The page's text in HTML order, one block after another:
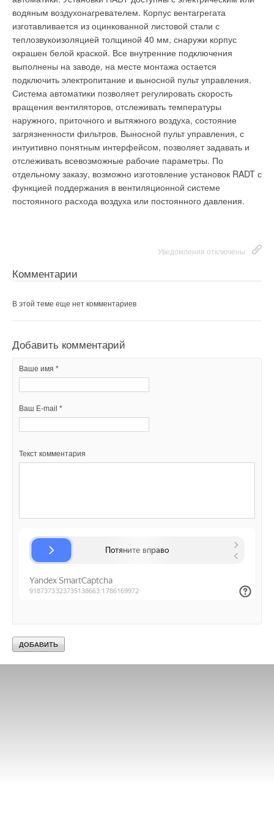
водяным воздухонагревателем. Корпус вентагрегата
изготавливается из оцинкованной листовой стали с
теплозвукоизоляцией толщиной 40 мм, снаружи корпус
окрашен белой краской. Все внутренние подключения
выполнены на заводе, на месте монтажа остается
подключить электропитание и выносной пульт управления.
Система автоматики позволяет регулировать скорость
вращения вентиляторов, отслеживать температуры
наружного, приточного и вытяжного воздуха, состояние
загрязненности фильтров. Выносной пульт управления, с
интуитивно понятным интерфейсом, позволяет задавать и
отслеживать всевозможные рабочие параметры. По
отдельному заказу, возможно изготовление установок RADT с
функцией поддержания в вентиляционной системе
постоянного расхода воздуха или постоянного давления.
Уведомления отключены
Комментарии
В этой теме еще нет комментариев
Добавить комментарий
Ваше имя *
Ваш E-mail *
Текст комментария
выполнены на заводе, на месте монтажа остается
подключить электропитание и выносной пульт управления.
Система автоматики позволяет регулировать скорость
вращения вентиляторов, отслеживать температуры
наружного, приточного и вытяжного воздуха, состояние
загрязненности фильтров. Выносной пульт управления, с
интуитивно понятным интерфейсом, позволяет задавать и
отслеживать всевозможные рабочие параметры. По
отдельному заказу, возможно изготовление установок RADT с
функцией поддержания в вентиляционной системе
постоянного расхода воздуха или постоянного давления.
Комментарии
Добавить комментарий
Ваше имя *
Ваш E-mail *